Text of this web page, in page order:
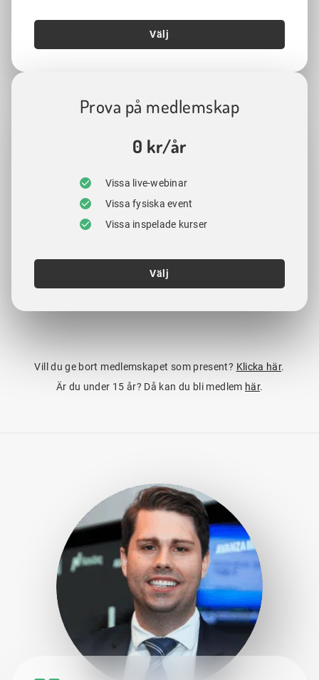
Välj
Prova på medlemskap
0 kr/år
Vissa live-webinar
Vissa fysiska event
Vissa inspelade kurser
Välj
Vill du ge bort medlemskapet som present? Klicka här.
Är du under 15 år? Då kan du bli medlem här.